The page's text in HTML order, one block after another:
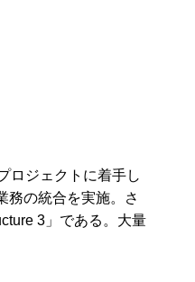
ロジェクトに着手し
務の統合を実施。さ
3」である。大量